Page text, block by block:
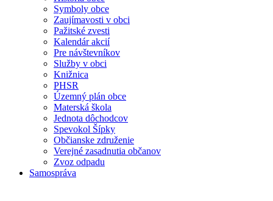
Symboly obce
Zaujímavosti v obci
Pažitské zvesti
Kalendár akcií
Pre návštevníkov
Služby v obci
Knižnica
PHSR
Územný plán obce
Materská škola
Jednota dôchodcov
Spevokol Šípky
Občianske združenie
Verejné zasadnutia občanov
Zvoz odpadu
Samospráva